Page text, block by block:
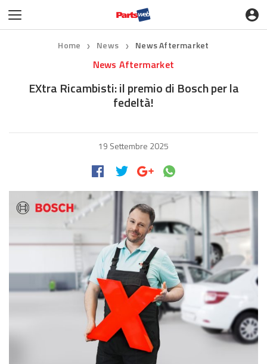
Home ❯ News ❯ News Aftermarket
News Aftermarket
EXtra Ricambisti: il premio di Bosch per la
fedeltà!
19 Settembre 2025